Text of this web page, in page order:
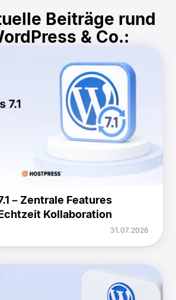
Beiträge rund
& Co.:
– Zentrale Features
Kollaboration
31.07.2026